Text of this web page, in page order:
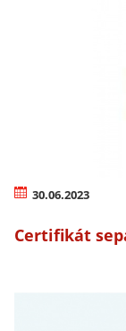
30.06.2023
Certifikát